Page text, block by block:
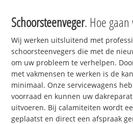
Schoorsteenveger. Hoe
Wij werken uitsluitend met
schoorsteenvegers die met de
om uw probleem te verhelpen.
met vakmensen te werken is de
minimaal. Onze servicewagens
voorraad en kunnen uw
uitvoeren. Bij calamiteiten wordt
geplaatst en direct een afspraak